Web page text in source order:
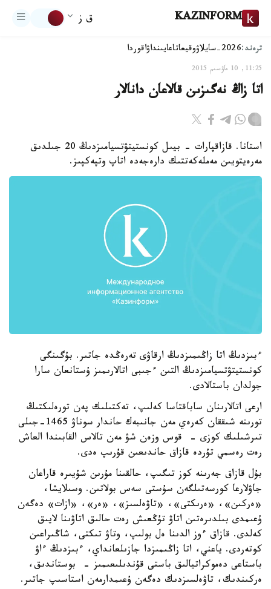
KAZINFORM ق ز
ترەند:2026-سايلاۋ وقيعاتاعايىنداۋاقوردا
11:25, 10 ماۋسىم 2015
اتا زاڭ نەگىزىن قالاعان دانالار
استانا. قازاقپارات - بيىل كونستيتۋتسيامىزدىڭ 20 جىلدىق
مەرەيتويىن مەملەكەتتىك دارەجەدە اتاپ وتپەكپىز.
ءبىزدىڭ اتا زاڭىمىزدىڭ ارقاۋى تەرەڭدە جاتىر. بۇگىنگى
كونستيتۋتسيامىزدىڭ التىن ءجىبى اتالارىمىز ۇستانعان سارا
جولدان باستالادى.
ارعى اتالارىنان ساباقتاسا كەلىپ، تەكتىلىك پەن تورەلىكتىڭ
تورىنە شىققان كەرەي مەن جانىبەك حاندار سوناۋ 1465-جىلى
تىرشىلىك كوزى - قوس وزەن شۋ مەن تالاس القابىندا العاش
رەت رەسمي تۇردە قازاق حاندىعىن قۇرىپ ەدى.
بۇل قازاق جەرىنە كوز تىگىپ، حالقىنا مۇرىن شۇيىرە قاراعان
جاۋلارعا كورسەتىلگەن سۇستى سەس بولاتىن. وسىلايشا،
«ەركىن»، «ەرىكتى»، «تاۋەلسىز»، «ەر»، «ازات» دەگەن
ۇعىمدى بىلدىرەتىن اتاۋ تۇڭعىش رەت حالىق اتاۋىنا لايىق
كەلدى. قازاق ءوز الدىنا ەل بولىپ، وتاۋ تىكتى، شاڭىراعىن
كوتەردى. ياعني، اتا زاڭىمىزدا جازىلعانداي، ءبىزدىڭ ءاۋ
باستاعى دەموكراتيالىق باستى قۇندىلىعىمىز - بوستاندىق،
ەركىندىك، تاۋەلسىزدىك دەگەن ۇعىمدارمەن استاسىپ جاتىر.